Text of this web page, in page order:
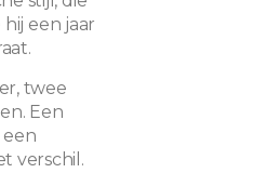
hij een jaar
twee
Een
een
verschil.